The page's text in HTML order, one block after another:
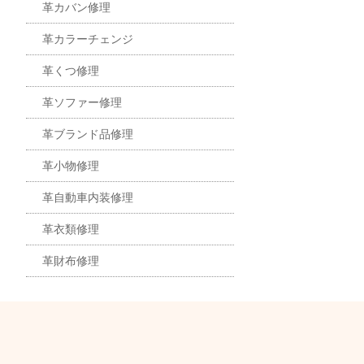
革カバン修理
革カラーチェンジ
革くつ修理
革ソファー修理
革ブランド品修理
革小物修理
革自動車内装修理
革衣類修理
革財布修理